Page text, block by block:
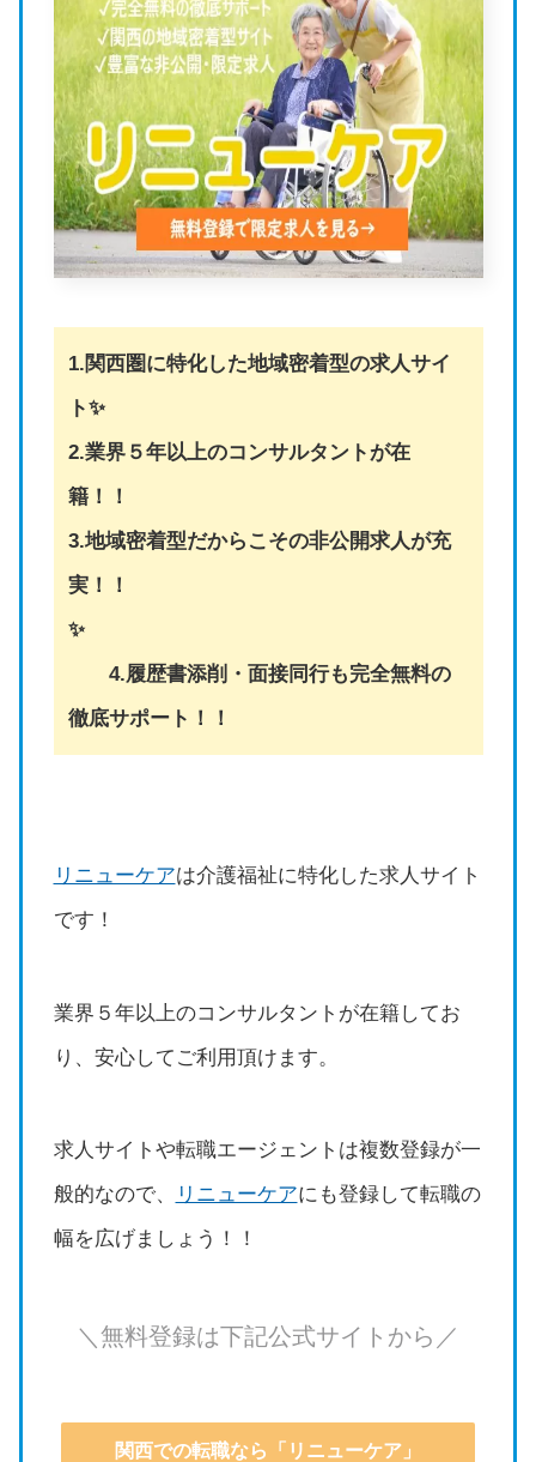
1.関西圏に特化した地域密着型の求人サイ
ト✨
2.業界５年以上のコンサルタントが在
籍！！
3.地域密着型だからこその非公開求人が充
実！！
✨
4.履歴書添削・面接同行も完全無料の
徹底サポート！！
リニューケアは介護福祉に特化した求人サイト
です！
業界５年以上のコンサルタントが在籍してお
り、安心してご利用頂けます。
求人サイトや転職エージェントは複数登録が一
般的なので、
リニューケアにも登録して転職の
幅を広げましょう！！
＼無料登録は下記公式サイトから／
関西での転職なら「リニューケア」